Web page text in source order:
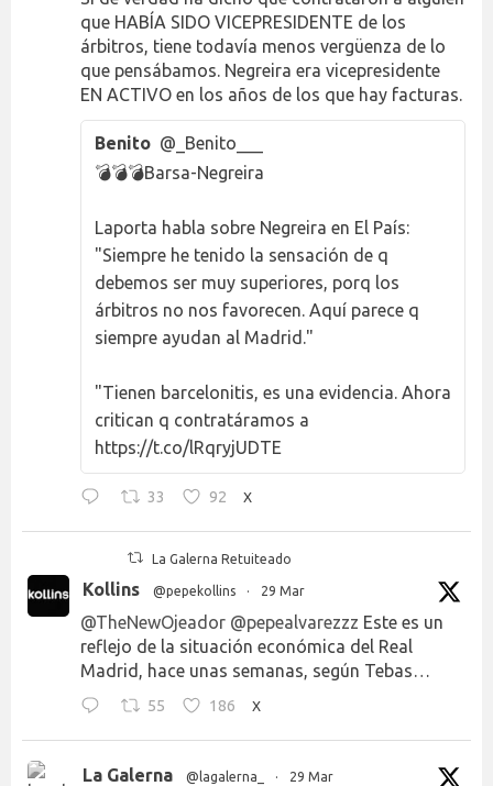
que HABÍA SIDO VICEPRESIDENTE de los
árbitros, tiene todavía menos vergüenza de lo
que pensábamos. Negreira era vicepresidente
EN ACTIVO en los años de los que hay facturas.
Benito @_Benito___
💣💣💣Barsa-Negreira
Laporta habla sobre Negreira en El País:
"Siempre he tenido la sensación de q
debemos ser muy superiores, porq los
árbitros no nos favorecen. Aquí parece q
siempre ayudan al Madrid."
"Tienen barcelonitis, es una evidencia. Ahora
critican q contratáramos a
https://t.co/lRqryjUDTE
33 92 X
La Galerna Retuiteado
Kollins @pepekollins · 29 Mar
@TheNewOjeador @pepealvarezzz Este es un
reflejo de la situación económica del Real
Madrid, hace unas semanas, según Tebas…
55 186 X
La Galerna @lagalerna_ · 29 Mar